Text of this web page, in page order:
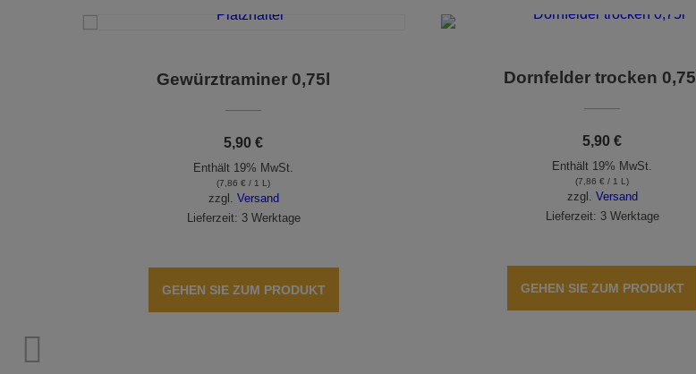
Gewürztraminer 0,75l
5,90€
Enthält 19% MwSt.
(7,86€ / 1 L)
zzgl. Versand
Lieferzeit: 3 Werktage
GEHEN SIE ZUM PRODUKT
Dornfelder trocken 0,75l
5,90€
Enthält 19% MwSt.
(7,86€ / 1 L)
zzgl. Versand
Lieferzeit: 3 Werktage
GEHEN SIE ZUM PRODUKT